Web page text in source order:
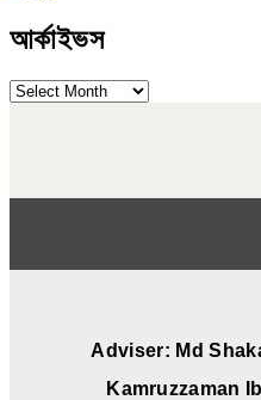
আর্কাইভস
আর্কাইভস
Adviser: Md
Kamruzzaman